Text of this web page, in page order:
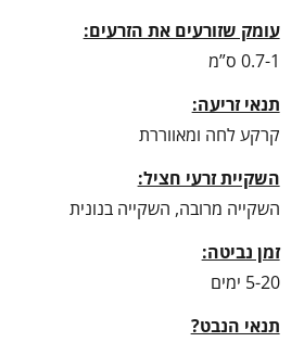
עומק שזורעים את הזרעים:
0.7-1 ס”מ
תנאי זריעה:
קרקע לחה ומאווררת
השקיית זרעי חציל:
השקייה מרובה, השקייה בנונית
זמן נביטה:
5-20 ימים
תנאי הנבט?